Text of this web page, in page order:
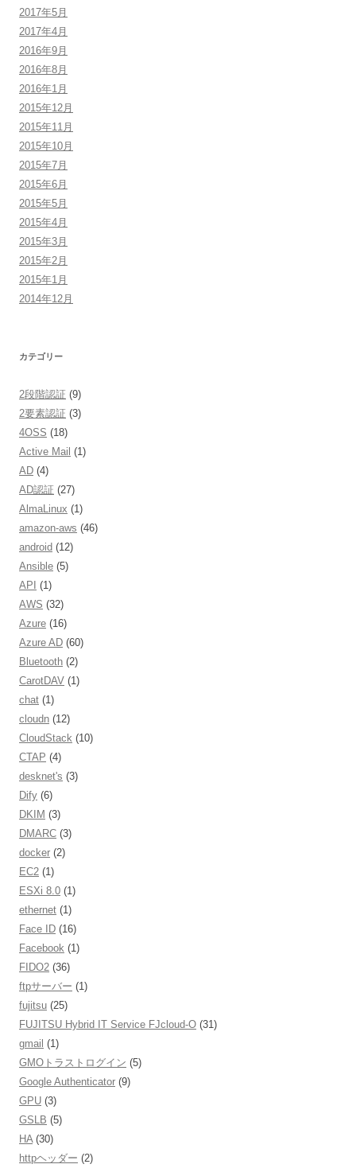
2017年5月
2017年4月
2016年9月
2016年8月
2016年1月
2015年12月
2015年11月
2015年10月
2015年7月
2015年6月
2015年5月
2015年4月
2015年3月
2015年2月
2015年1月
2014年12月
カテゴリー
2段階認証 (9)
2要素認証 (3)
4OSS (18)
Active Mail (1)
AD (4)
AD認証 (27)
AlmaLinux (1)
amazon-aws (46)
android (12)
Ansible (5)
API (1)
AWS (32)
Azure (16)
Azure AD (60)
Bluetooth (2)
CarotDAV (1)
chat (1)
cloudn (12)
CloudStack (10)
CTAP (4)
desknet's (3)
Dify (6)
DKIM (3)
DMARC (3)
docker (2)
EC2 (1)
ESXi 8.0 (1)
ethernet (1)
Face ID (16)
Facebook (1)
FIDO2 (36)
ftpサーバー (1)
fujitsu (25)
FUJITSU Hybrid IT Service FJcloud-O (31)
gmail (1)
GMOトラストログイン (5)
Google Authenticator (9)
GPU (3)
GSLB (5)
HA (30)
httpヘッダー (2)